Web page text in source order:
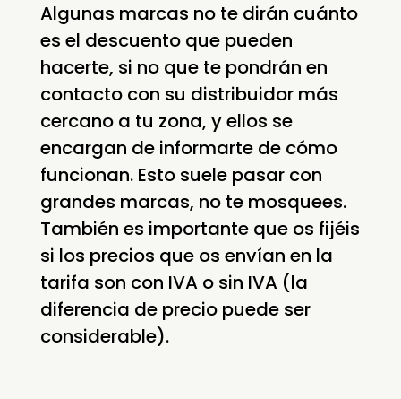
Algunas marcas no te dirán cuánto
es el descuento que pueden
hacerte, si no que te pondrán en
contacto con su distribuidor más
cercano a tu zona, y ellos se
encargan de informarte de cómo
funcionan. Esto suele pasar con
grandes marcas, no te mosquees.
También es importante que os fijéis
si los precios que os envían en la
tarifa son con IVA o sin IVA (la
diferencia de precio puede ser
considerable).